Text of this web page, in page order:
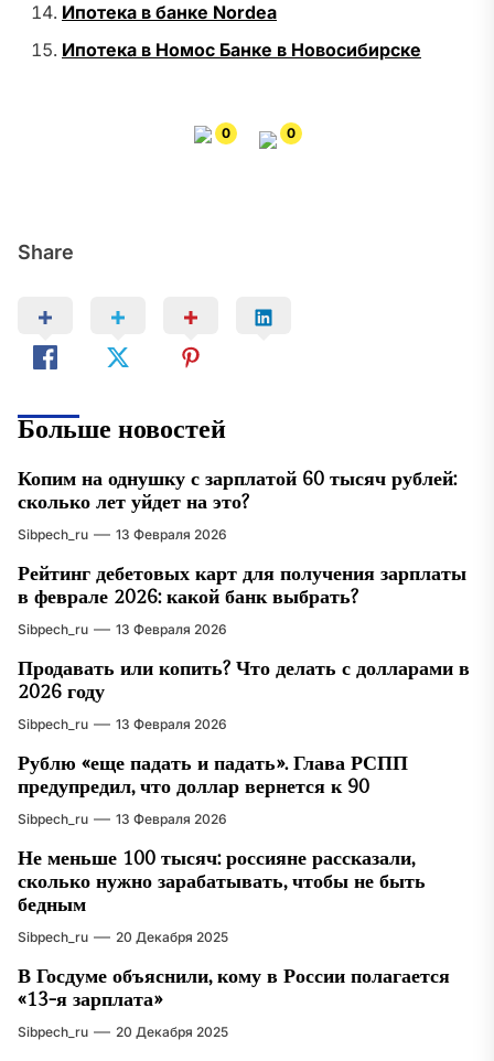
Share
Ипотека в банке Nordea
Ипотека в Номос Банке в Новосибирске
0 0
Больше новостей
Копим на однушку с зарплатой 60 тысяч рублей:
сколько лет уйдет на это?
Sibpech_ru 13 Февраля 2026
Рейтинг дебетовых карт для получения зарплаты
в феврале 2026: какой банк выбрать?
Sibpech_ru 13 Февраля 2026
Продавать или копить? Что делать с долларами в
2026 году
Sibpech_ru 13 Февраля 2026
Рублю «еще падать и падать». Глава РСПП
предупредил, что доллар вернется к 90
Sibpech_ru 13 Февраля 2026
Не меньше 100 тысяч: россияне рассказали,
сколько нужно зарабатывать, чтобы не быть
бедным
Sibpech_ru 20 Декабря 2025
В Госдуме объяснили, кому в России полагается
«13-я зарплата»
Sibpech_ru 20 Декабря 2025